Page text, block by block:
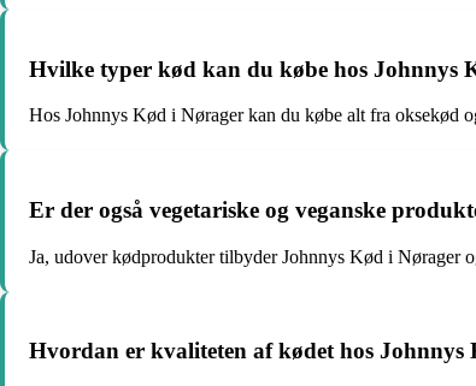
Hvilke typer kød kan du købe hos Johnnys
Hos Johnnys Kød i Nørager kan du købe alt fra oksekød
Er der også vegetariske og veganske
Ja, udover kødprodukter tilbyder Johnnys Kød i Nørager
Hvordan er kvaliteten af kødet hos Johnnys